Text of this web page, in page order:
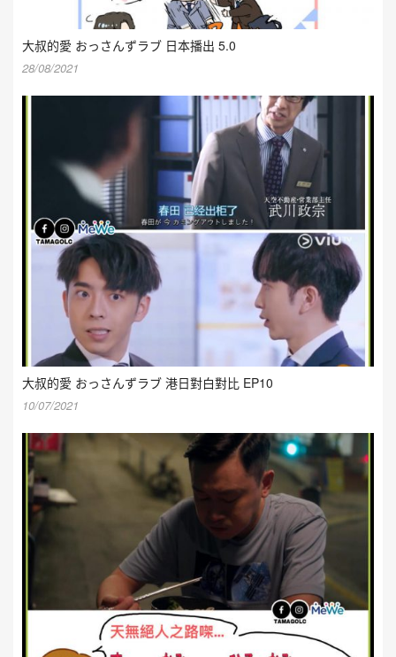
大叔的愛 おっさんずラブ 日本播出 5.0
28/08/2021
大叔的愛 おっさんずラブ 港日對白對比 EP10
10/07/2021